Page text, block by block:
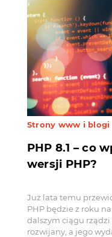
Strony www i blogi
PHP 8.1 – co
wersji PHP?
Już lata temu
PHP będzie z roku
dalszym ciągu rządzi
rozwijany, a jego